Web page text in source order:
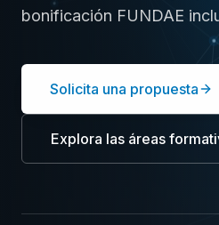
bonificación FUNDAE
Solicita una propuesta
Explora las áreas